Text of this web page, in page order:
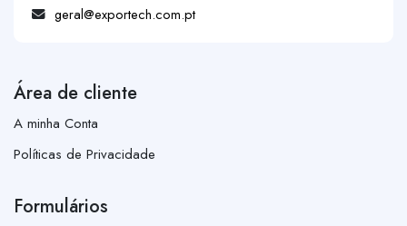
geral@exportech.com.pt
Área de cliente
A minha Conta
Políticas de Privacidade
Formulários